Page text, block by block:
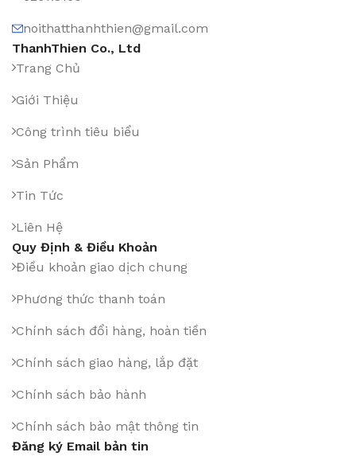
noithatthanhthien@gmail.com
ThanhThien Co., Ltd
Trang Chủ
Giới Thiệu
Công trình tiêu biểu
Sản Phẩm
Tin Tức
Liên Hệ
Quy Định & Điều Khoản
Điều khoản giao dịch chung
Phương thức thanh toán
Chính sách đổi hàng, hoàn tiền
Chính sách giao hàng, lắp đặt
Chính sách bảo hành
Chính sách bảo mật thông tin
Đăng ký Email bản tin